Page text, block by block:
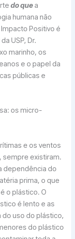
do que a
humana não
Positivo é
USP, Dr.
marinho, os
e o papel da
públicas e
os micro-
e os ventos
sempre existiram.
dependência do
prima, o que
o plástico. O
é lento e as
do uso do plástico,
do plástico